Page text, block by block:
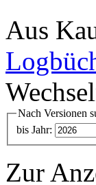
Aus
Nach Versionen
bis Jahr:
Zur